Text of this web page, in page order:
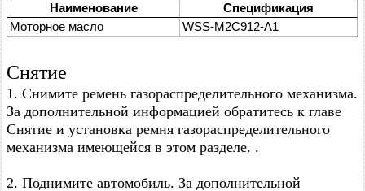
Наименование
Спецификация
Моторное масло
WSS-M2C912-A1
Снятие
1. Снимите ремень газораспределительного механизма.
За дополнительной информацией обратитесь к главе
Снятие и установка ремня газораспределительного
механизма имеющейся в этом разделе. .
2. Поднимите автомобиль. За дополнительной